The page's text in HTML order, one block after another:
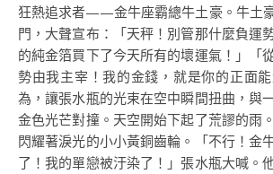
狂熱追求者——金牛座霸總牛土豪。牛土
門，大聲宣布：「天秤！別管那什麼負運
的純金箔買下了今天所有的壞運氣！」「
勢由我主宰！我的金錢，就是你的正面
為，讓張水瓶的光束在空中瞬間扭曲，與
金色光芒對撞。天空開始下起了荒謬的雨
閃耀著淚光的小小黃銅齒輪。「不行！金
了！我的單戀被汙染了！」張水瓶大喊。